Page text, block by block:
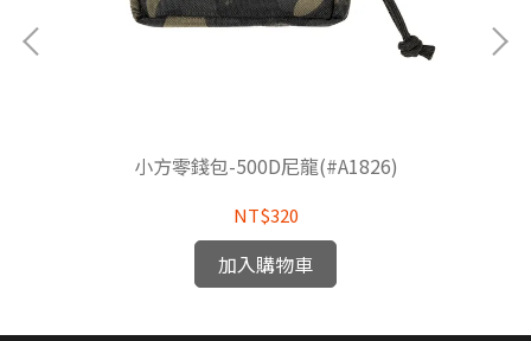
小方零錢包-500D尼龍(#A1826)
NT$320
加入購物車